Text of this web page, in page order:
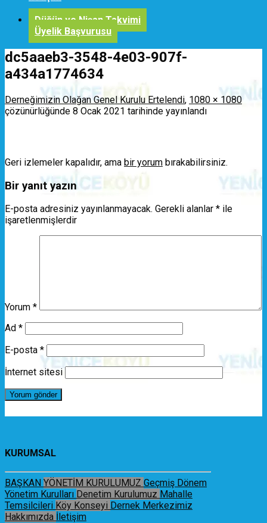
Düğün ve Nişan Takvimi
Üyelik Başvurusu
dc5aaeb3-3548-4e03-907f-
a434a1774634
Derneğimizin Olağan Genel Kurulu Ertelendi, 1080 × 1080
çözünürlüğünde 8 Ocak 2021 tarihinde yayınlandı
Geri izlemeler kapalıdır, ama bir yorum bırakabilirsiniz.
Bir yanıt yazın
E-posta adresiniz yayınlanmayacak. Gerekli alanlar * ile
işaretlenmişlerdir
Yorum *
Ad *
E-posta *
İnternet sitesi
KURUMSAL
BAŞKAN YÖNETİM KURULUMUZ Geçmiş Dönem
Yönetim Kurulları Denetim Kurulumuz Mahalle
Temsilcileri Köy Konseyi Dernek Merkezimiz
Hakkımızda İletişim